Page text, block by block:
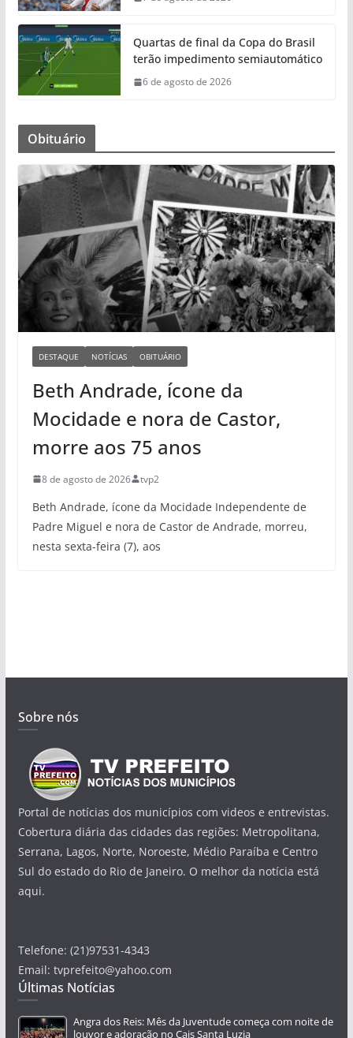
Quartas de final da Copa do Brasil
terão impedimento semiautomático
6 de agosto de 2026
Obituário
DESTAQUE NOTÍCIAS OBITUÁRIO
Beth Andrade, ícone da
Mocidade e nora de Castor,
morre aos 75 anos
8 de agosto de 2026 tvp2
Beth Andrade, ícone da Mocidade Independente de
Padre Miguel e nora de Castor de Andrade, morreu,
nesta sexta-feira (7), aos
Sobre nós
Portal de notícias dos municípios com videos e entrevistas.
Cobertura diária das cidades das regiões: Metropolitana,
Serrana, Lagos, Norte, Noroeste, Médio Paraíba e Centro
Sul do estado do Rio de Janeiro. O melhor da notícia está
aqui.
Telefone: (21)97531-4343
Email: tvprefeito@yahoo.com
Últimas Notícias
Angra dos Reis: Mês da Juventude começa com noite de
louvor e adoração no Cais Santa Luzia